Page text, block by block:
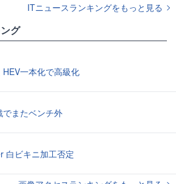
ITニュースランキングをもっと見る
グ
一本化で高級化
またベンチ外
白ビキニ加工否定